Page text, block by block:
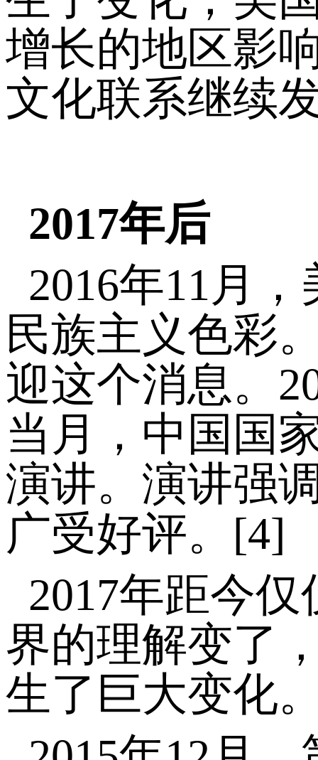
增长的地区影
文化联系继续
2017年后
2016年11月
民族主义色彩
迎这个消息。
当月，中国国
演讲。演讲强
广受好评。[4]
2017年距今
界的理解变了
生了巨大变化